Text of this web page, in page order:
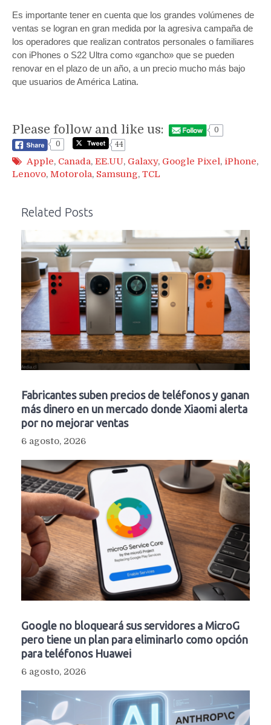
Es importante tener en cuenta que los grandes volúmenes de
ventas se logran en gran medida por la agresiva campaña de
los operadores que realizan contratos personales o familiares
con iPhones o S22 Ultra como «gancho» que se pueden
renovar en el plazo de un año, a un precio mucho más bajo
que usuarios de América Latina.
Please follow and like us:
0
0
44
Apple, Canada, EE.UU, Galaxy, Google Pixel, iPhone,
Lenovo, Motorola, Samsung, TCL
Related Posts
Fabricantes suben precios de teléfonos y ganan
más dinero en un mercado donde Xiaomi alerta
por no mejorar ventas
6 agosto, 2026
Google no bloqueará sus servidores a MicroG
pero tiene un plan para eliminarlo como opción
para teléfonos Huawei
6 agosto, 2026